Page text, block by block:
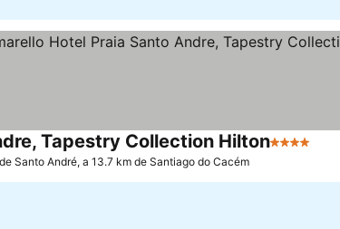
Tapestry Collection Hilton4 Estrelas
Santo André, a 13.7 km de Santiago do Cacém